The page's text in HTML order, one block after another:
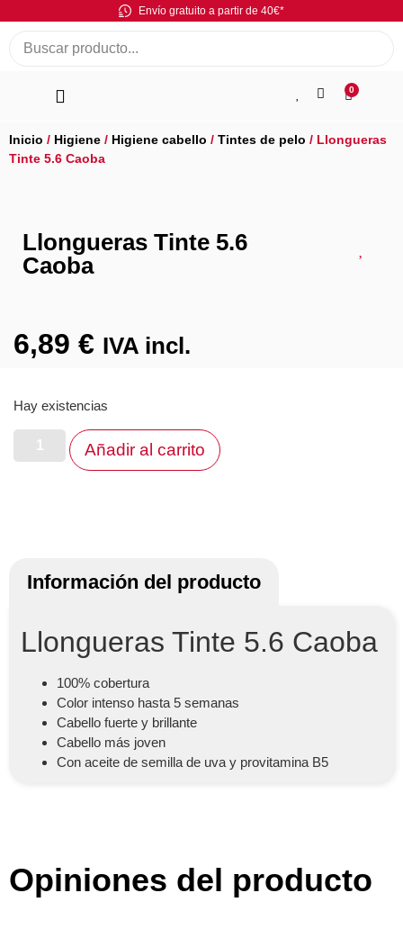
Envío gratuito a partir de 40€*
0
Inicio / Higiene / Higiene cabello / Tintes de pelo / Llongueras
Tinte 5.6 Caoba
Llongueras Tinte 5.6
Caoba
6,89 € IVA incl.
Hay existencias
Añadir al carrito
Información del producto
Llongueras Tinte 5.6 Caoba
100% cobertura
Color intenso hasta 5 semanas
Cabello fuerte y brillante
Cabello más joven
Con aceite de semilla de uva y provitamina B5
Opiniones del producto